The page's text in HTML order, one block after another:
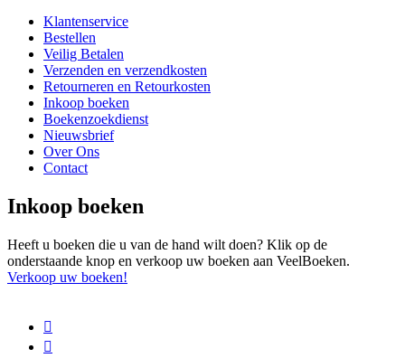
Klantenservice
Bestellen
Veilig Betalen
Verzenden en verzendkosten
Retourneren en Retourkosten
Inkoop boeken
Boekenzoekdienst
Nieuwsbrief
Over Ons
Contact
Inkoop boeken
Heeft u boeken die u van de hand wilt doen? Klik op de
onderstaande knop en verkoop uw boeken aan VeelBoeken.
Verkoop uw boeken!